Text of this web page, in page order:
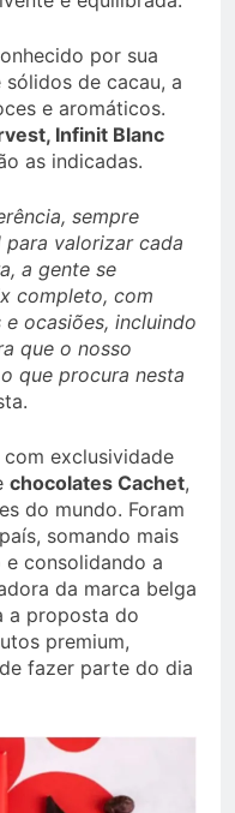
por sua
de cacau, a
e aromáticos.
Infinit Blanc
as indicadas.
sempre
valorizar cada
a gente se
completo, com
ocasiões, incluindo
que o nosso
que procura nesta
exclusividade
chocolates Cachet,
do mundo. Foram
somando mais
consolidando a
da marca belga
a proposta do
premium,
fazer parte do dia